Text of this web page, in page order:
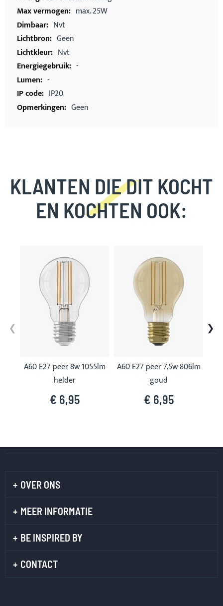
max. 25W
Nvt
Geen
Nvt
-
-
IP20
Geen
KLANTEN DIE DIT KOCHT
EN KOCHTEN OOK:
carousel
A60 E27 peer 8w 1055lm
helder
€ 6,95
A60 E27 peer 7,5w 806lm
goud
€ 6,95
OVER ONS
MEER INFORMATIE
BE INSPIRED BY
CONTACT